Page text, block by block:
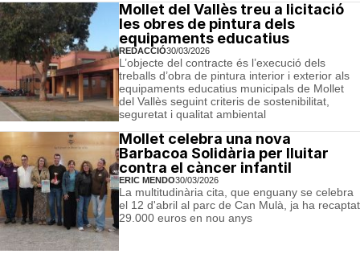
Mollet del Vallès treu a licitació
les obres de pintura dels
equipaments educatius
REDACCIÓ30/03/2026
L’objecte del contracte és l’execució dels
treballs d’obra de pintura interior i exterior als
equipaments educatius municipals de Mollet
del Vallès seguint criteris de sostenibilitat,
seguretat i qualitat ambiental
Mollet celebra una nova
Barbacoa Solidària per lluitar
contra el càncer infantil
ERIC MENDO30/03/2026
La multitudinària cita, que enguany se celebra
el 12 d'abril al parc de Can Mulà, ja ha recaptat
29.000 euros en nou anys